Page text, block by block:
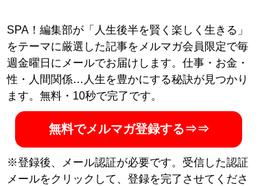
田もエンターテイナー 』
記事一覧へ
SPA！編集部が「人生後半を賢く楽しく生きる」
をテーマに厳選した記事をメルマガ会員限定で毎
週金曜日にメールでお届けします。仕事・お金・
性・人間関係…人生を豊かにする秘訣が見つかり
ます。無料・10秒で完了です。
無料でメルマガ登録する⇒⇒
※登録後、メール認証が必要です。受信した認証
メールをクリックして、登録を完了させてくださ